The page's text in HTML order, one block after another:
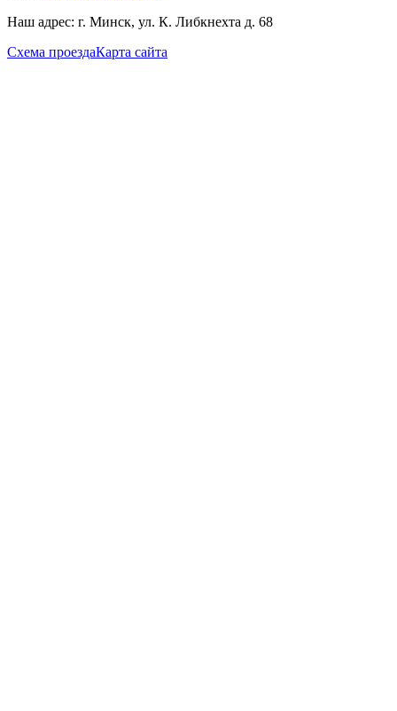
Наш адрес: г. Минск, ул. К. Либкнехта д. 68
Схема проездаКарта сайта